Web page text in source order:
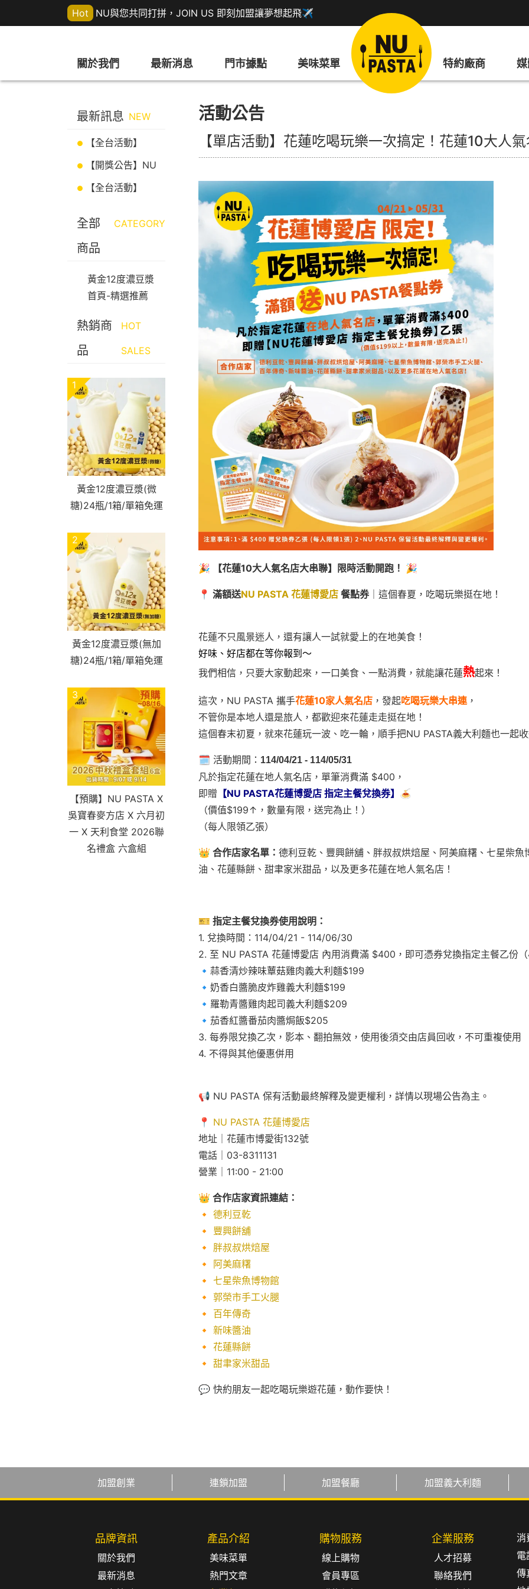
Hot NU與您共同打拼，JOIN US 即刻加盟讓夢想起飛✈
關於我們 最新消息 門市據點 美味菜單 特約廠商
最新訊息 NEW
【全台活動】
07/15-09/06 盛夏
【開獎公告】NU
PASTA 《義式邂
員加碼抽獎中獎名
單公告
【全台活動】
行信用卡行銷合作
全部
商品
CATEGORY
黃金12度濃豆漿
首頁-精選推薦
熱銷商
品
HOT
SALES
1
黃金12度濃豆漿(微
糖)24瓶/1箱/單箱免運
2
黃金12度濃豆漿(無加
糖)24瓶/1箱/單箱免運
3
【預購】NU PASTA X
吳寶春麥方店 X 六月初
一 X 天利食堂 2026聯
名禮盒 六盒組
活動公告
【單店活動】花蓮吃喝玩樂一次搞定！花蓮10大人
🎉 【花蓮10大人氣名店大串聯】限時活動開跑！ 🎉
📍 滿額送NU PASTA 花蓮博愛店 餐點券｜這個春夏，吃喝玩樂挺在地！
花蓮不只風景迷人，還有讓人一試就愛上的在地美食！
好味、好店都在等你報到～
我們相信，只要大家動起來，一口美食、一點消費，就能讓花蓮熱起來！
這次，NU PASTA 攜手花蓮10家人氣名店 ，發起吃喝玩樂大串連，
不管你是本地人還是旅人，都歡迎來花蓮走走挺在地！
這個春末初夏，就來花蓮玩一波、吃一輪，順手把NU PASTA義大利麵也一起收
🗓️ 活動期間： 114/04/21 - 114/05/31
凡於指定花蓮在地人氣名店，單筆消費滿 $400，
即贈 【NU PASTA花蓮博愛店 指定主餐兌換券】 🍝
（價值$199↑，數量有限，送完為止！）
（每人限領乙張）
👑 合作店家名單： 德利豆乾、豐興餅舖、胖叔叔烘焙屋、阿美麻糬、七星柴
油、花蓮縣餅、甜聿家米甜品，以及更多花蓮在地人氣名店！
🎫 指定主餐兌換券使用說明：
1. 兌換時間：114/04/21 - 114/06/30
2. 至 NU PASTA 花蓮博愛店 內用消費滿 $400，即可憑券兌換指定主餐乙份（
🔹蒜香清炒辣味蕈菇雞肉義大利麵$199
🔹奶香白醬脆皮炸雞義大利麵$199
🔹羅勒青醬雞肉起司義大利麵$209
🔹茄香紅醬番茄肉醬焗飯$205
3. 每券限兌換乙次，影本、翻拍無效，使用後須交由店員回收，不可重複使用
4. 不得與其他優惠併用
📢 NU PASTA 保有活動最終解釋及變更權利，詳情以現場公告為主。
📍 NU PASTA 花蓮博愛店
地址｜花蓮市博愛街132號
電話｜03-8311131
營業｜11:00 - 21:00
👑 合作店家資訊連結：
🔸 德利豆乾
🔸 豐興餅舖
🔸 胖叔叔烘焙屋
🔸 阿美麻糬
🔸 七星柴魚博物館
🔸 郭榮市手工火腿
🔸 百年傳奇
🔸 新味醬油
🔸 花蓮縣餅
🔸 甜聿家米甜品
💬 快約朋友一起吃喝玩樂遊花蓮，動作要快！
加盟創業 連鎖加盟 加盟餐廳 加盟義大利麵
品牌資訊
關於我們
最新消息
產品介紹
美味菜單
熱門文章
購物服務
線上購物
會員專區
企業服務
人才招募
聯絡我們
消
電
傳